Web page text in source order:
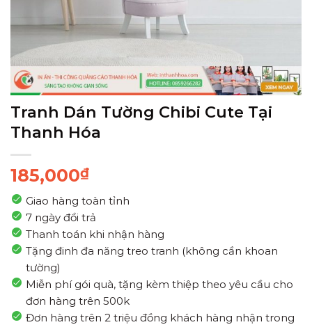
Tranh Dán Tường Chibi Cute Tại
Thanh Hóa
185,000₫
Giao hàng toàn tỉnh
7 ngày đổi trả
Thanh toán khi nhận hàng
Tặng đinh đa năng treo tranh (không cần khoan
tường)
Miễn phí gói quà, tặng kèm thiệp theo yêu cầu cho
đơn hàng trên 500k
Đơn hàng trên 2 triệu đồng khách hàng nhận trong